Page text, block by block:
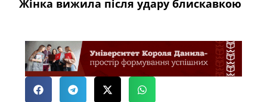
Жінка вижила після удару блискавкою